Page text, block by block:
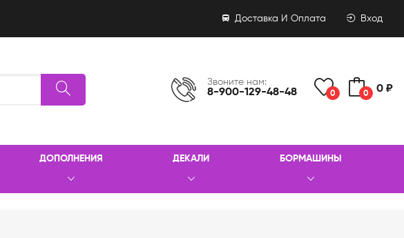
Доставка И Оплата Вход
Звоните нам:
8-900-129-48-48 0 0 0 ₽
ДОПОЛНЕНИЯ ДЕКАЛИ БОРМАШИНЫ